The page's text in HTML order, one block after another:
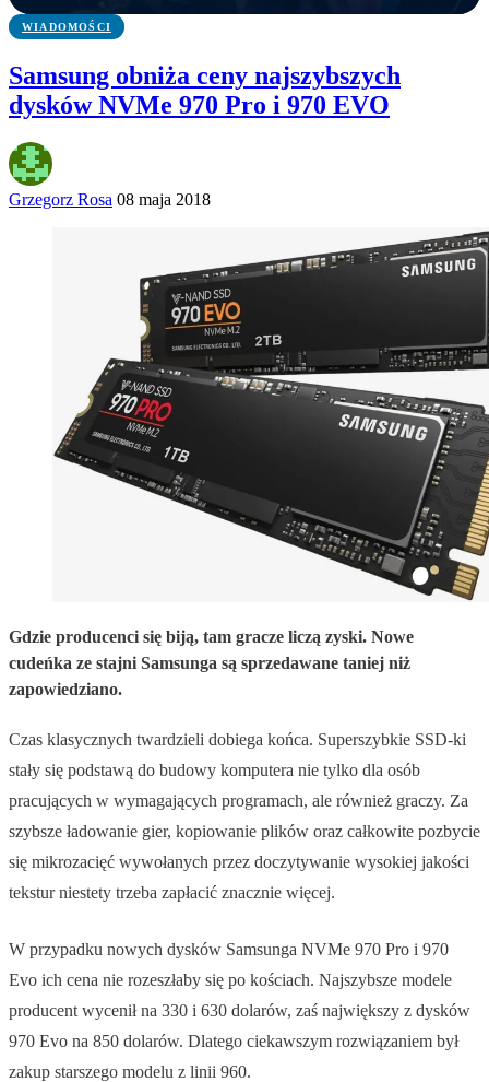
WIADOMOŚCI
Samsung obniża ceny najszybszych
dysków NVMe 970 Pro i 970 EVO
Grzegorz Rosa 08 maja 2018
Gdzie producenci się biją, tam gracze liczą zyski. Nowe
cudeńka ze stajni Samsunga są sprzedawane taniej niż
zapowiedziano.
Czas klasycznych twardzieli dobiega końca. Superszybkie SSD-ki
stały się podstawą do budowy komputera nie tylko dla osób
pracujących w wymagających programach, ale również graczy. Za
szybsze ładowanie gier, kopiowanie plików oraz całkowite pozbycie
się mikrozacięć wywołanych przez doczytywanie wysokiej jakości
tekstur niestety trzeba zapłacić znacznie więcej.
W przypadku nowych dysków Samsunga NVMe 970 Pro i 970
Evo ich cena nie rozeszłaby się po kościach. Najszybsze modele
producent wycenił na 330 i 630 dolarów, zaś największy z dysków
970 Evo na 850 dolarów. Dlatego ciekawszym rozwiązaniem był
zakup starszego modelu z linii 960.